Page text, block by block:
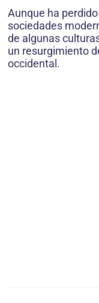
Aunque ha
sociedades
de algunas
un resurgimiento
occidental.